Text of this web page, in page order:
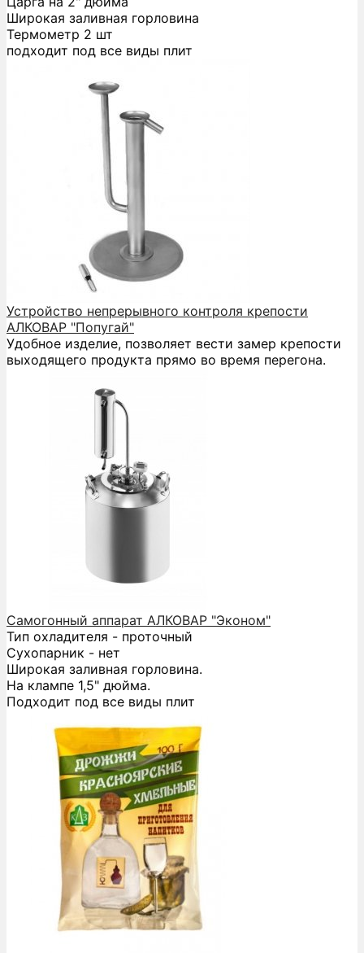
Широкая заливная горловина
Термометр 2 шт
подходит под все виды плит
Устройство непрерывного контроля крепости
АЛКОВАР "Попугай"
Удобное изделие, позволяет вести замер крепости
выходящего продукта прямо во время перегона.
Самогонный аппарат АЛКОВАР "Эконом"
Тип охладителя - проточный
Сухопарник - нет
Широкая заливная горловина.
На клампе 1,5" дюйма.
Подходит под все виды плит